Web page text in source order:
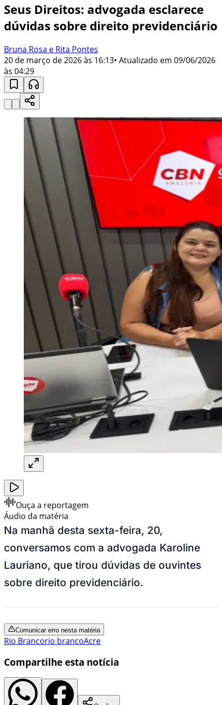
Seus Direitos: advogada esclarece
dúvidas sobre direito previdenciário
Bruna Rosa e Rita Pontes
20 de março de 2026 às 16:13• Atualizado em 09/06/2026
às 04:29
Ouça a reportagem
Áudio da matéria
Na manhã desta sexta-feira, 20,
conversamos com a advogada Karoline
Lauriano, que tirou dúvidas de ouvintes
sobre direito previdenciário.
Comunicar erro nesta matéria
Rio Brancorio brancoAcre
Compartilhe esta notícia